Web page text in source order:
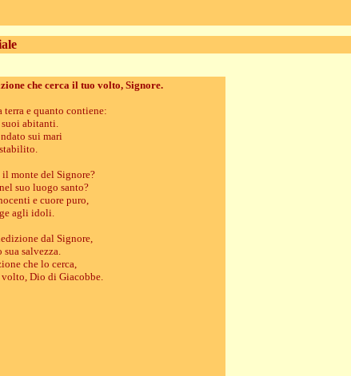
che cerca il tuo volto, Signore.
terra e quanto contiene:
abitanti.
sui mari
monte del Signore?
suo luogo santo?
e cuore puro,
agli idoli.
dal Signore,
salvezza.
che lo cerca,
Dio di Giacobbe.